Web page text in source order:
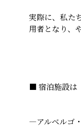
実際に、私た
用者となり、
■ 宿泊施設は
—アルベルゴ